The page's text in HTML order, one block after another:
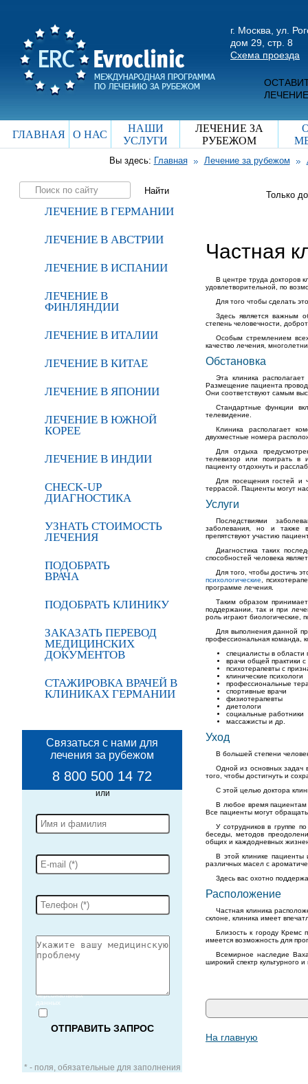
г. Москва, ул.
дом 29, стр. 8
Схема проезда
ГЛАВНАЯ О НАС
НАШИ
УСЛУГИ
ЛЕЧЕНИЕ ЗА
РУБЕЖОМ
Вы здесь: Главная Лечение за рубежом
ЛЕЧЕНИЕ В ГЕРМАНИИ
ЛЕЧЕНИЕ В АВСТРИИ
ЛЕЧЕНИЕ В ИСПАНИИ
ЛЕЧЕНИЕ В
ФИНЛЯНДИИ
ЛЕЧЕНИЕ В ИТАЛИИ
ЛЕЧЕНИЕ В КИТАЕ
ЛЕЧЕНИЕ В ЯПОНИИ
ЛЕЧЕНИЕ В ЮЖНОЙ
КОРЕЕ
ЛЕЧЕНИЕ В ИНДИИ
CHECK-UP
ДИАГНОСТИКА
УЗНАТЬ СТОИМОСТЬ
ЛЕЧЕНИЯ
ПОДОБРАТЬ
ВРАЧА
ПОДОБРАТЬ КЛИНИКУ
ЗАКАЗАТЬ ПЕРЕВОД
МЕДИЦИНСКИХ
ДОКУМЕНТОВ
СТАЖИРОВКА ВРАЧЕЙ В
КЛИНИКАХ ГЕРМАНИИ
Связаться с нами для
лечения за рубежом
8 800 500 14 72
персональных
данных
* - поля, обязательные для заполнения
Только
Частная
В центре труда докторов
удовлетворительной, по
Для того чтобы сделать
Здесь является важным
степень человечности,
Особым стремлением
качество лечения,
Обстановка
Эта клиника
Размещение пациента
Они соответствуют самым
Стандартные функции
телевидение.
Клиника располагает
двухместные номера
Для отдыха
телевизор или поиграть в
пациенту отдохнуть и
Для посещения гостей и
террасой. Пациенты могут
Услуги
Последствиями
заболевания, но и также
препятствуют участию
Диагностика таких
способностей человека
Для того, чтобы достичь
психологические ,
программе лечения.
Таким образом
поддержании, так и при
роль играют биологические,
Для выполнения данной
профессиональная команда,
специалисты в области
врачи общей практики
психотерапевты с
клинические психологи
профессиональные
спортивные врачи
физиотерапевты
диетологи
социальные работники
массажисты и др.
Уход
В большей степени
Одной из основных задач
того, чтобы достигнуть и
С этой целью доктора
В любое время пациентам
Все пациенты могут
У сотрудников в группе
беседы, методов
общих и каждодневных
В этой клинике
различных масел с
Здесь вас охотно
Расположение
Частная клиника
склоне, клиника имеет
Близость к городу Кремс
имеется возможность для
Всемирное наследие
широкий спектр культурного
На главную